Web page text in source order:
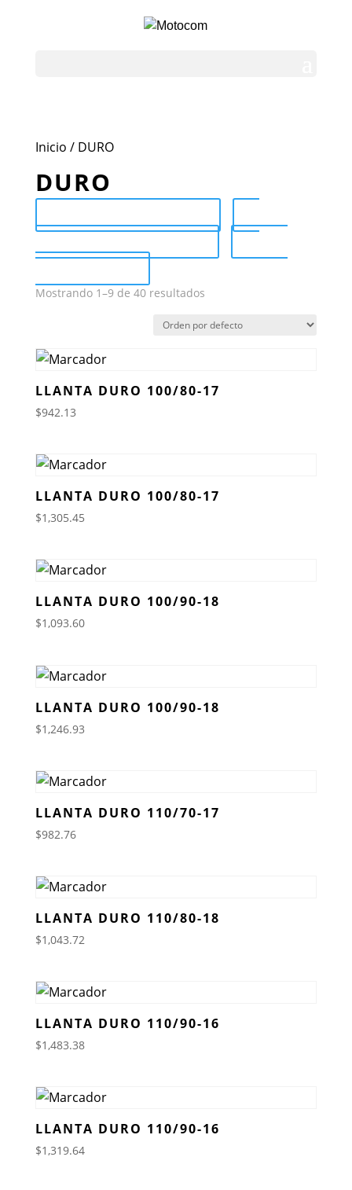
Inicio / DURO
DURO
Mostrando 1–9 de 40 resultados
LLANTA DURO 100/80-17
$942.13
LLANTA DURO 100/80-17
$1,305.45
LLANTA DURO 100/90-18
$1,093.60
LLANTA DURO 100/90-18
$1,246.93
LLANTA DURO 110/70-17
$982.76
LLANTA DURO 110/80-18
$1,043.72
LLANTA DURO 110/90-16
$1,483.38
LLANTA DURO 110/90-16
$1,319.64